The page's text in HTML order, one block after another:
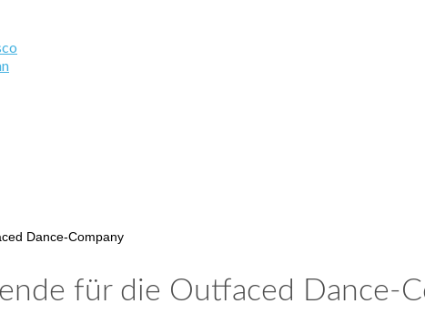
Dance-Company
für die Outfaced Dance-